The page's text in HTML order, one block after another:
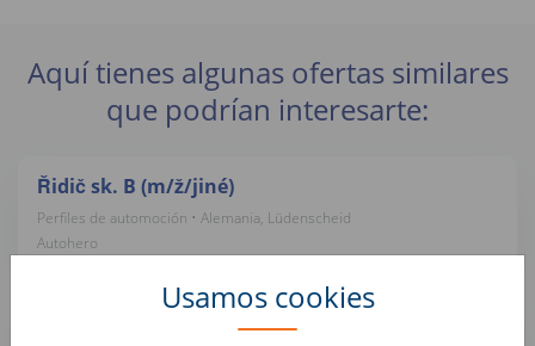
Usamos cookies
Aquí tienes algunas ofertas similares
que podrían interesarte:
Řidič sk. B (m/ž/jiné)
Perfiles de automoción • Alemania, Lüdenscheid
Autohero
Kundenservice Mitarbeiter im Online Check-